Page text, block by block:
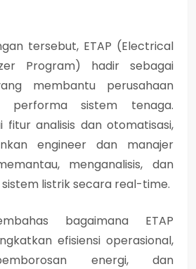
tersebut, ETAP (Electrical
Program) hadir sebagai
membantu perusahaan
performa sistem tenaga.
fitur analisis dan otomatisasi,
engineer dan manajer
menganalisis, dan
listrik secara real-time.
bagaimana ETAP
efisiensi operasional,
energi, dan